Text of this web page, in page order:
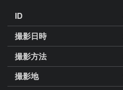
ID
撮影日時
撮影方法
撮影地